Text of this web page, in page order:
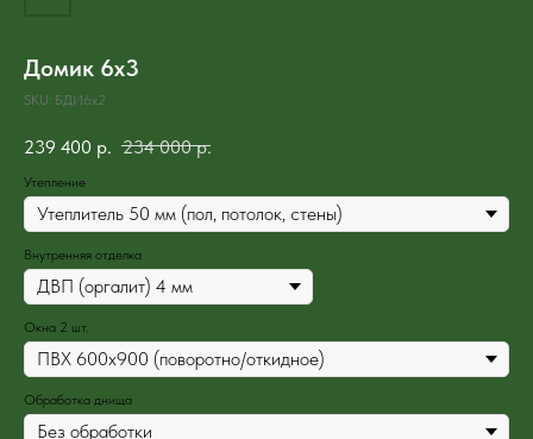
Домик 6х3
SKU: БДИ6х2
239 400 р. 234 000 р.
Утепление
Внутренняя отделка
Окна 2 шт.
Обработка днища